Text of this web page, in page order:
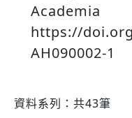
https://
AH090002-1
資料系列：共43筆